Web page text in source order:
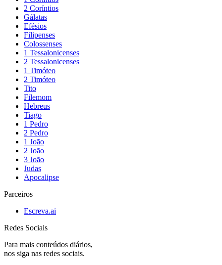
2 Coríntios
Gálatas
Efésios
Filipenses
Colossenses
1 Tessalonicenses
2 Tessalonicenses
1 Timóteo
2 Timóteo
Tito
Filemom
Hebreus
Tiago
1 Pedro
2 Pedro
1 João
2 João
3 João
Judas
Apocalipse
Parceiros
Escreva.ai
Redes Sociais
Para mais conteúdos diários,
nos siga nas redes sociais.